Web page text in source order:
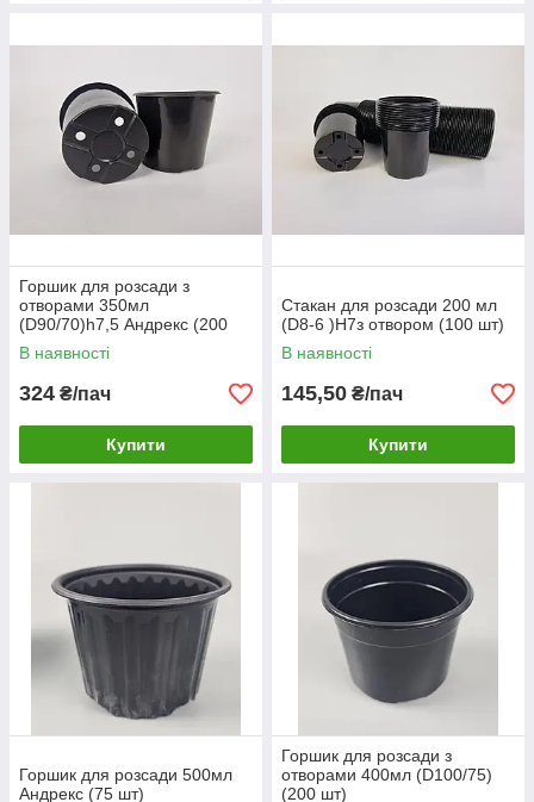
Горшик для розсади з
отворами 350мл
(D90/70)h7,5 Андрекс (200
шт)
В наявності
324 ₴/пач
Купити
Стакан для розсади 200 мл
(D8-6 )H7з отвором (100 шт)
В наявності
145,50 ₴/пач
Купити
Горшик для розсади 500мл
Андрекс (75 шт)
Горшик для розсади з
отворами 400мл (D100/75)
(200 шт)